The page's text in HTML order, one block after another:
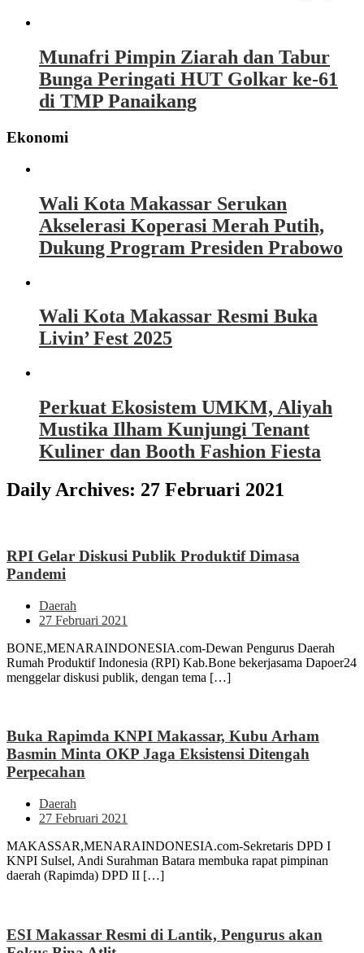
Munafri Pimpin Ziarah dan Tabur
Bunga Peringati HUT Golkar ke-61
di TMP Panaikang
Ekonomi
Wali Kota Makassar Serukan
Akselerasi Koperasi Merah Putih,
Dukung Program Presiden Prabowo
Wali Kota Makassar Resmi Buka
Livin’ Fest 2025
Perkuat Ekosistem UMKM, Aliyah
Mustika Ilham Kunjungi Tenant
Kuliner dan Booth Fashion Fiesta
Daily Archives: 27 Februari 2021
RPI Gelar Diskusi Publik Produktif Dimasa
Pandemi
Daerah
27 Februari 2021
BONE,MENARAINDONESIA.com-Dewan Pengurus Daerah
Rumah Produktif Indonesia (RPI) Kab.Bone bekerjasama Dapoer24
menggelar diskusi publik, dengan tema […]
Buka Rapimda KNPI Makassar, Kubu Arham
Basmin Minta OKP Jaga Eksistensi Ditengah
Perpecahan
Daerah
27 Februari 2021
MAKASSAR,MENARAINDONESIA.com-Sekretaris DPD I
KNPI Sulsel, Andi Surahman Batara membuka rapat pimpinan
daerah (Rapimda) DPD II […]
ESI Makassar Resmi di Lantik, Pengurus akan